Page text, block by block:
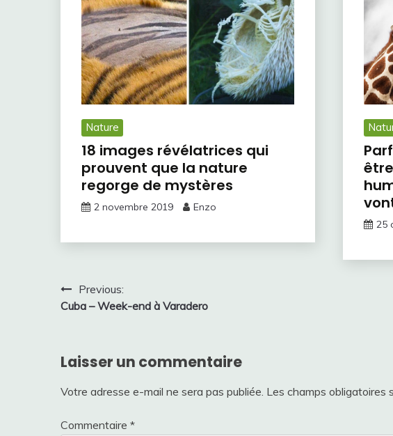
Nature
18 images révélatrices qui
prouvent que la nature
regorge de mystères
2 novembre 2019 Enzo
25
Navigation
de
Previous:
Cuba – Week-end à Varadero
Laisser un commentaire
Votre adresse e-mail ne sera pas publiée. Les champs obligatoires
Commentaire *